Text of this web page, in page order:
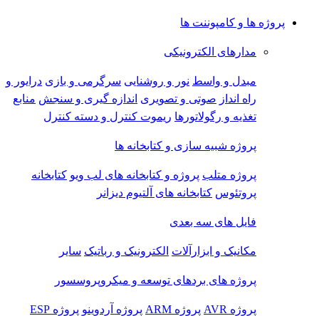
پروژه ها و کامپوننت ها
مدارهای الکترونیکی
مبدل و واسط نور و روشنایی سرگرمی و بازی درایور و
راه انداز صوتی و تصویری اندازه گیری و سنجش منابع
تغذیه و رگولاتورها ریموت کنترل و دسته کنترل
پروژه شبیه سازی و کتابخانه ها
پروژه متلب پروژه و کتابخانه های لب ویو کتابخانه
پروتئوس کتابخانه های آلتیوم دیزانر
فایل های سه بعدی
مکانیک و ابزارآلات الکترونیک و رباتیک سایر
پروژه های بردهای توسعه و میکروپروسسور
پروژه AVR پروژه ARM پروژه آردوینو پروژه ESP